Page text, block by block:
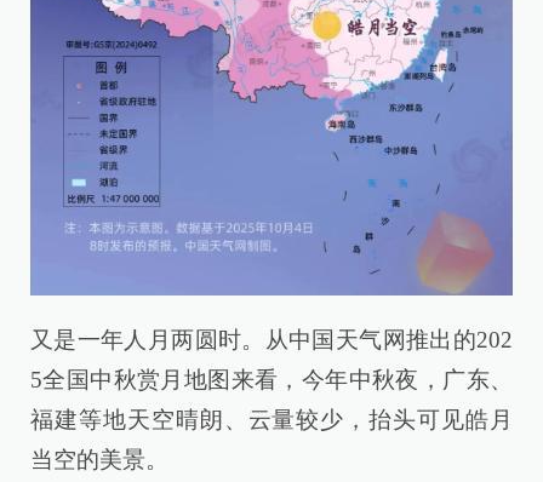
又是一年人月两圆时。从中国天气网推出的202
5全国中秋赏月地图来看，今年中秋夜，广东、
福建等地天空晴朗、云量较少，抬头可见皓月
当空的美景。